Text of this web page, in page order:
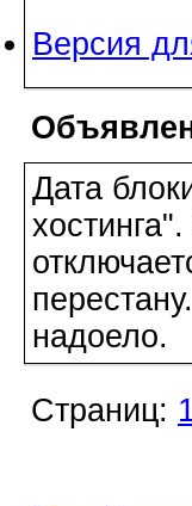
Версия
Дата
надоело.
Страниц: